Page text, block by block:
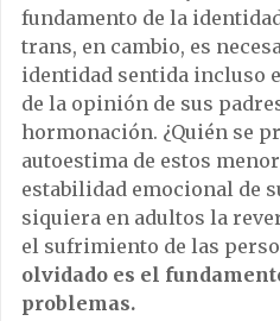
fundamento de la
trans, en cambio, es
identidad sentida incluso
de la opinión de sus
hormonación. ¿Quién se
autoestima de estos
estabilidad emocional de
siquiera en adultos la
el sufrimiento de las
olvidado es el
problemas.